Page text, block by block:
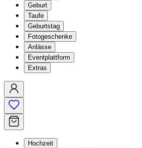
Geburt
Taufe
Geburtstag
Fotogeschenke
Anlässe
Eventplattform
Extras
Hochzeit